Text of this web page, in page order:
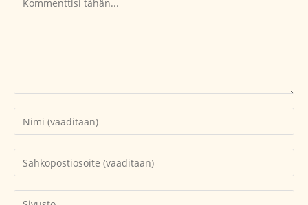
Kirjoita
nimesi
tai
käyttäjätunnuksesi
Kirjoita
sähköpostiosoitteesi
kommentoidaksesi
Kirjoita